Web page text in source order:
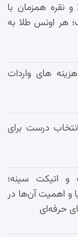
همزمان با
هر اونس طلا به
های واردات
درست برای
و اتیکت سینه؛
و اهمیت آن‌ها در
حرفه‌ای